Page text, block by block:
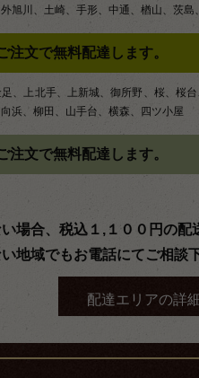
旭川、土崎、手形、中通、楢山、茨
注文で無料配達します。
、上北手、上新城、御所野、桜、桜
浜、柳田、山手台、横森、四ツ小屋
注文で無料配達します。
場合、税込１,１００円の配
地域でもお電話にてご相談下
配達エリアの詳